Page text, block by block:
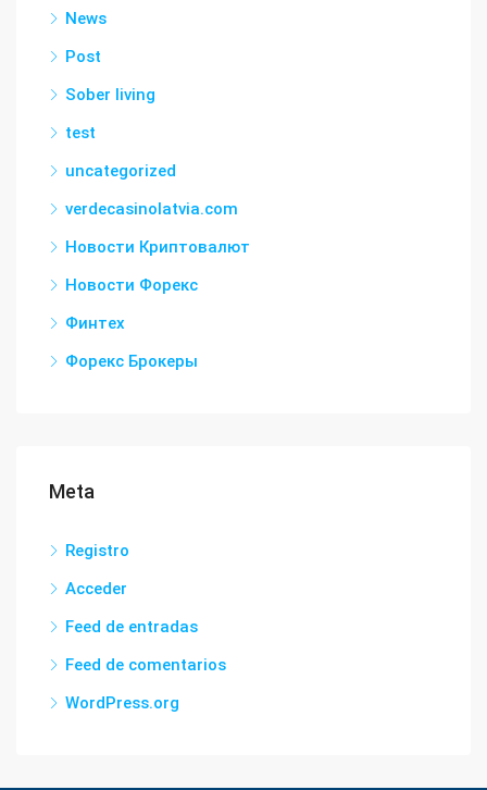
News
Post
Sober living
test
uncategorized
verdecasinolatvia.com
Новости Криптовалют
Новости Форекс
Финтех
Форекс Брокеры
Meta
Registro
Acceder
Feed de entradas
Feed de comentarios
WordPress.org